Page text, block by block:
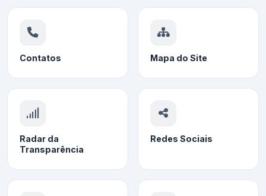
Contatos Mapa do Site
Radar da
Transparência
Redes Sociais